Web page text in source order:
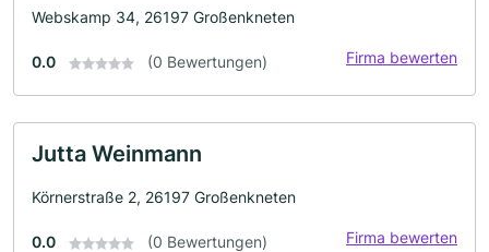
Webskamp 34, 26197 Großenkneten
0.0 (0 Bewertungen) Firma bewerten
Jutta Weinmann
Körnerstraße 2, 26197 Großenkneten
0.0 (0 Bewertungen) Firma bewerten